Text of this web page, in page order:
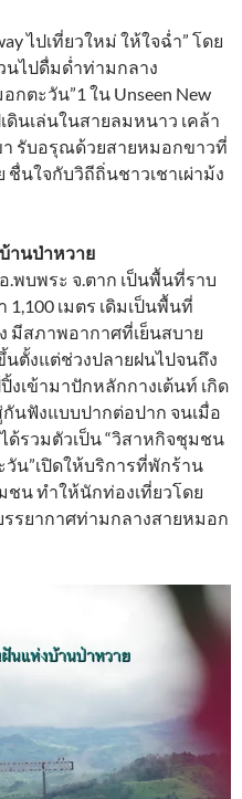
ไปเที่ยวใหม่ ให้ใจฉ่ำ” โดย
นไปดื่มด่ำท่ามกลาง
ตะวัน”1 ใน Unseen New
ดินเล่นในสายลมหนาว เคล้า
รับอรุณด้วยสายหมอกขาวที่
ชื่นใจกับวิถีถิ่นชาวเชาเผ่าม้ง
านป่าหวาย
พบพระ จ.ตาก เป็นพื้นที่ราบ
เมตร เดิมเป็นพื้นที่
มีสภาพอากาศที่เย็นสบาย
ตั้งแต่ช่วงปลายฝนไปจนถึง
งเข้ามาปักหลักกางเต้นท์ เกิด
นฟังแบบปากต่อปาก จนเมื่อ
รวมตัวเป็น “วิสาหกิจชุมชน
น”เปิดให้บริการที่พักร้าน
น ทำให้นักท่องเที่ยวโดย
รยากาศท่ามกลางสายหมอก